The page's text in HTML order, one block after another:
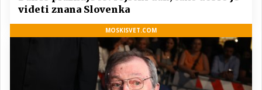
videti znana Slovenka
MOSKISVET.COM